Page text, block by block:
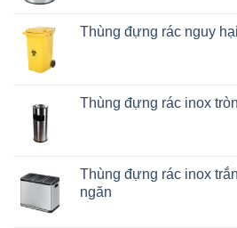
Thùng đựng rác nguy hại
Thùng đựng rác inox
Thùng đựng rác inox
ngăn